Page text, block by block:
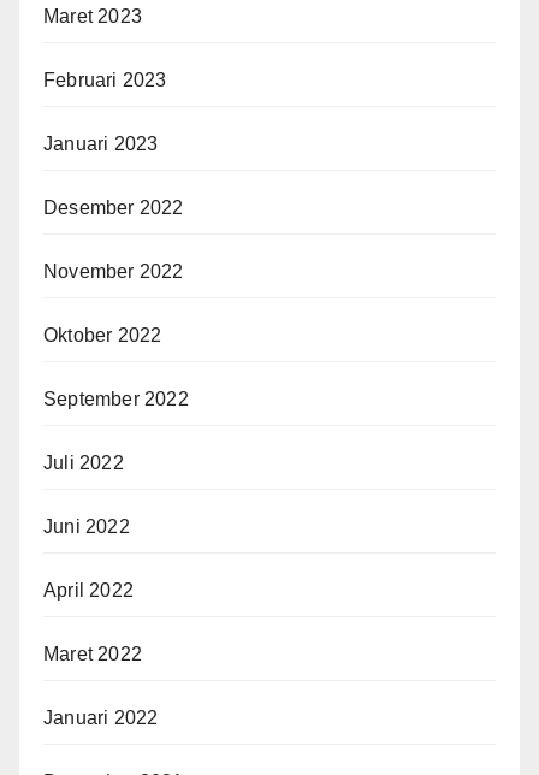
Maret 2023
Februari 2023
Januari 2023
Desember 2022
November 2022
Oktober 2022
September 2022
Juli 2022
Juni 2022
April 2022
Maret 2022
Januari 2022